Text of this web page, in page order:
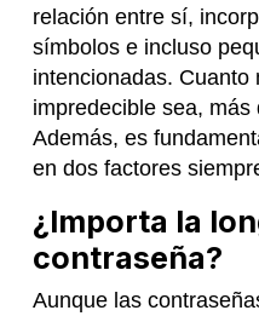
relación entre sí,
símbolos e incluso
intencionadas. Cuanto
impredecible sea,
Además, es
en dos factores
¿Importa la
contraseña?
Aunque las